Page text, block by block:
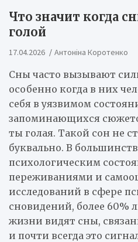
Что значит когда
голой
17.04.2026 Антоніна Коротенко
Сны часто вызывают
особенно когда в них
себя в уязвимом
запоминающихся
ты голая. Такой сон не
буквально. В
психологическим
переживаниями и
исследований в сфере
сновидений, более 60%
жизни видят сны,
и почти всегда это